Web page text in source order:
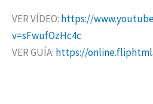
VER VÍDEO: https://
v=sFwufOzHc4c
VER GUÍA: https://